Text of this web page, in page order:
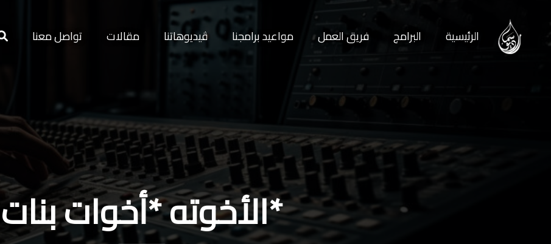
الرئيسية البرامج فريق العمل مواعيد برامجنا ڤيديوهاتنا مقالات تواصل معنا
*الأخوته *أخوات بنات